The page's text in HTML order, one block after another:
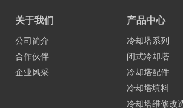
关于我们
公司简介
合作伙伴
企业风采
产品中心
冷却塔系列
闭式冷却塔
冷却塔配件
冷却塔填料
冷却塔维修改